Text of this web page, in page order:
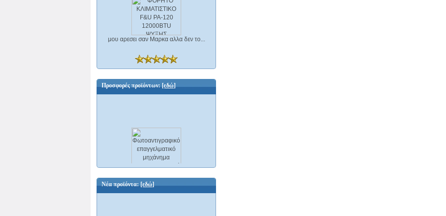
μου αρεσει σαν Μαρκα αλλα δεν το...
Προσφορές προϊόντων:[εδώ]
Φωτοαντιγραφικό επαγγελματικό
μηχάνημα scanner δικτυακό και Φαξ A3
Ricoh Aficio MP C2500 ΕΛΑΦΡΩΣ
Νέα προϊόντα:[εδώ]